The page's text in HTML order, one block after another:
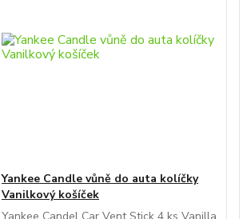
Yankee Candle vůně do auta kolíčky
Vanilkový košíček